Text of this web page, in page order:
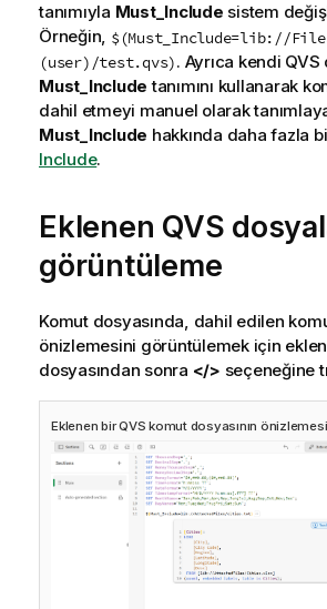
tanımıyla Must_Include sistem
Örneğin, $(Must_Include=lib://
(user)/test.qvs). Ayrıca kendi QVS
Must_Include tanımını kullanarak
dahil etmeyi manuel olarak
Must_Include hakkında daha fazla
Include.
Eklenen QVS
görüntüleme
Komut dosyasında, dahil edilen
önizlemesini görüntülemek için
dosyasından sonra </> seçeneğine
Eklenen birQVS komut dosyasının önizlemesi